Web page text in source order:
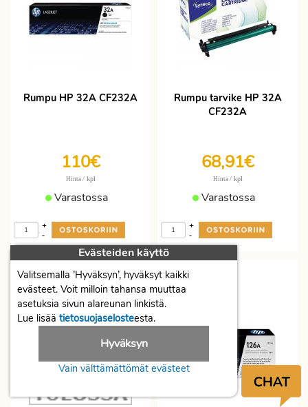
Rumpu HP 32A CF232A
110€
Hinta / kpl
Varastossa
-
+
Rumpu tarvike HP 32A
CF232A
68,91€
Hinta / kpl
Varastossa
-
+
Evästeiden käyttö
Valitsemalla ’Hyväksyn’, hyväksyt kaikki
evästeet. Voit milloin tahansa muuttaa
asetuksia sivun alareunan linkistä.
Lue lisää tietosuojaselosteesta.
Hyväksyn
Vain välttämättömät evästeet